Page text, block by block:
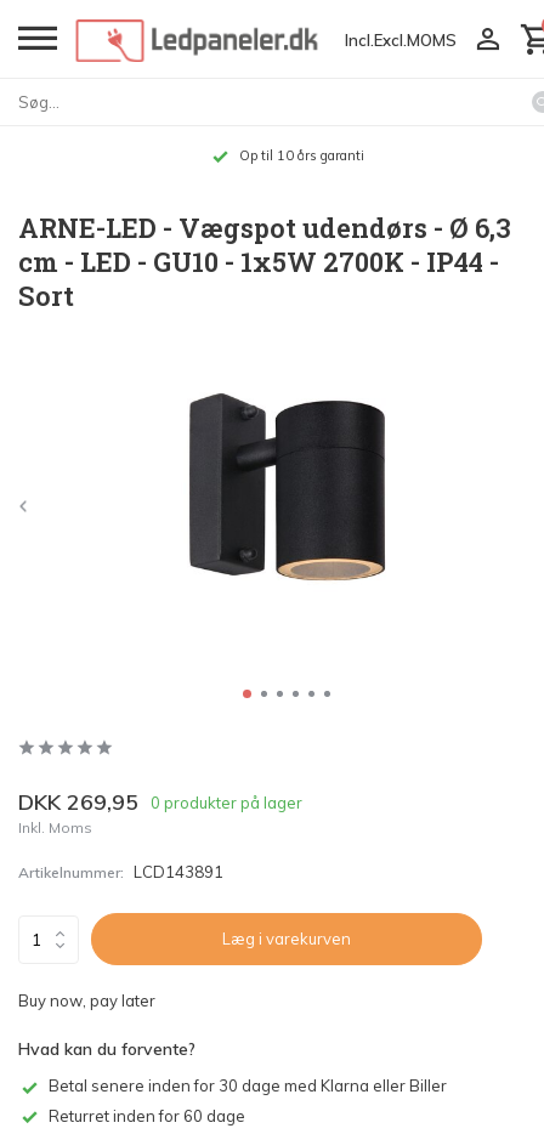
Incl. Excl. MOMS
Op til 10 års garanti
ARNE-LED - Vægspot udendørs - Ø 6,3
cm - LED - GU10 - 1x5W 2700K - IP44 -
Sort
DKK 269,95 0 produkter på lager
Inkl. Moms
Artikelnummer: LCD143891
Læg i varekurven
Buy now, pay later
Hvad kan du forvente?
Betal senere inden for 30 dage med Klarna eller Biller
Returret inden for 60 dage